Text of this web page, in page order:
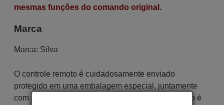
mesmas funções do comando original.
Marca
Marca: Silva
O controle remoto é cuidadosamente enviado
protegido em uma embalagem especial, juntamente
com as pilhas necessárias (se solicitadas). O envio é